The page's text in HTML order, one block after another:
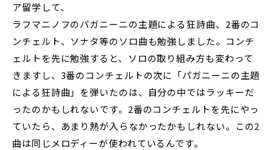
ア留学して、
ラフマニノフのパガニーニの主題による狂詩曲、2番のコ
ンチェルト、ソナタ等のソロ曲も勉強しました。コンチ
ェルトを先に勉強すると、ソロの取り組み方も変わって
きますし、3番のコンチェルトの次に「パガニーニの主題
による狂詩曲」を弾いたのは、自分の中ではラッキーだ
ったのかもしれないです。2番のコンチェルトを先にやっ
ていたら、あまり熱が入らなかったかもしれない。この2
曲は同じメロディーが使われているんです。